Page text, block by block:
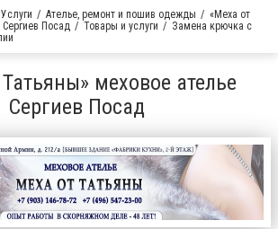
Услуги Ателье, ремонт и пошив одежды
«Меха от
Посад
Товары и услуги
Замена крючка с
меховое ателье
Сергиев Посад